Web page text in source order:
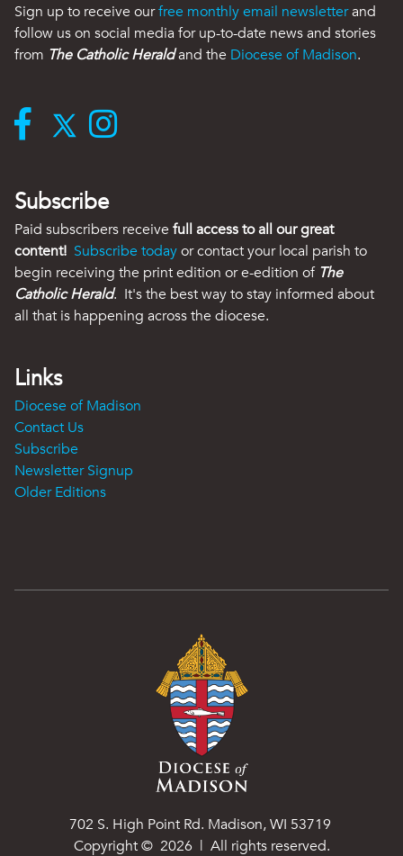
Sign up to receive ourfree monthly email newsletterand
follow us on social media for up-to-date news and stories
from The Catholic Heraldand the Diocese of Madison.
Subscribe
Paid subscribers receive full access to all our great
content! Subscribe todayor contact your local parish to
begin receiving the print edition or e-edition of The
Catholic Herald. It's the best way to stay informed about
all that is happening across the diocese.
Links
Diocese of Madison
Contact Us
Subscribe
Newsletter Signup
Older Editions
702 S. High Point Rd. Madison, WI 53719
Copyright © 2026 | All rights reserved.